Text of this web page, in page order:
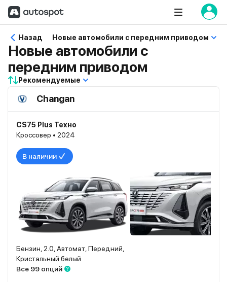
Назад Новые автомобили с передним приводом
Новые автомобили с
передним приводом
Рекомендуемые
Changan
CS75 Plus Техно
Кроссовер • 2024
В наличии
Бензин, 2.0, Автомат, Передний,
Кристальный белый
Все 99 опций